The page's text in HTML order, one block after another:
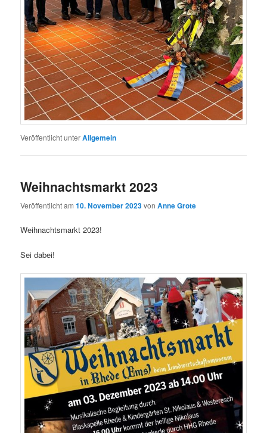
Veröffentlicht unterAllgemein
Weihnachtsmarkt 2023
Veröffentlicht am10. November 2023vonAnne Grote
Weihnachtsmarkt 2023!
Sei dabei!